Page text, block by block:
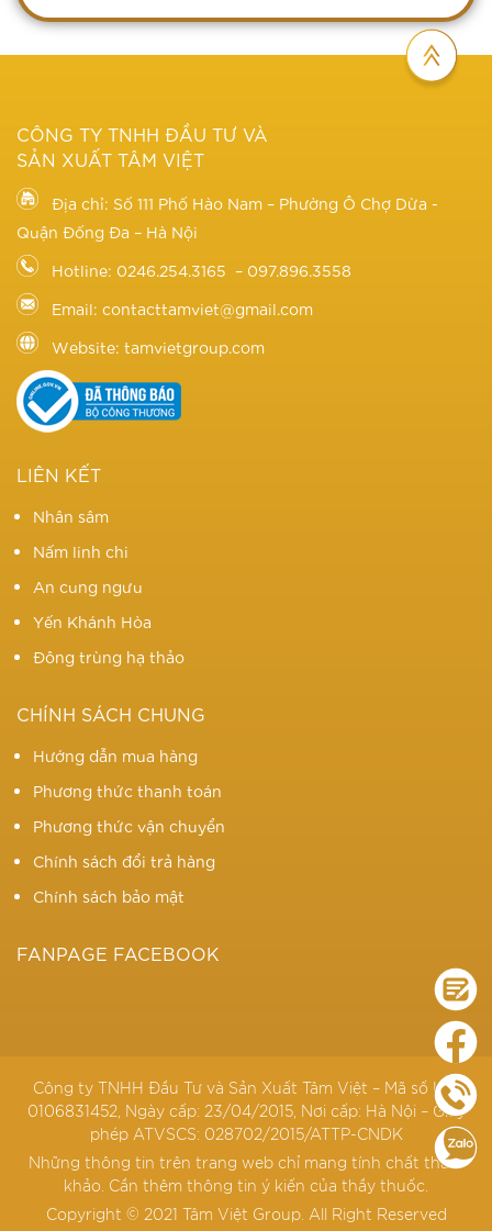
CÔNG TY TNHH ĐẦU TƯ VÀ
SẢN XUẤT TÂM VIỆT
Địa chỉ: Số 111 Phố Hào Nam – Phường Ô Chợ Dừa -
Quận Đống Đa – Hà Nội
Hotline: 0246.254.3165 – 097.896.3558
Email: contacttamviet@gmail.com
Website: tamvietgroup.com
LIÊN KẾT
Nhân sâm
Nấm linh chi
An cung ngưu
Yến Khánh Hòa
Đông trùng hạ thảo
CHÍNH SÁCH CHUNG
Hướng dẫn mua hàng
Phương thức thanh toán
Phương thức vận chuyển
Chính sách đổi trả hàng
Chính sách bảo mật
FANPAGE FACEBOOK
Công ty TNHH Đầu Tư và Sản Xuất Tâm Việt – Mã số KD:
0106831452, Ngày cấp: 23/04/2015, Nơi cấp: Hà Nội – Giấy
phép ATVSCS: 028702/2015/ATTP-CNDK
Những thông tin trên trang web chỉ mang tính chất tham
khảo. Cần thêm thông tin ý kiến của thầy thuốc.
Copyright © 2021 Tâm Việt Group. All Right Reserved